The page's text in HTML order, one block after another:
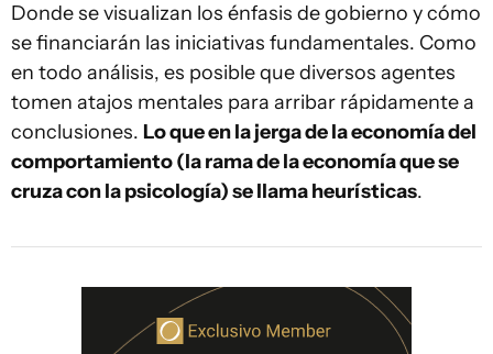
Donde se visualizan los énfasis de gobierno y cómo
se financiarán las iniciativas fundamentales. Como
en todo análisis, es posible que diversos agentes
tomen atajos mentales para arribar rápidamente a
conclusiones. Lo que en la jerga de la economía del
comportamiento (la rama de la economía que se
cruza con la psicología) se llama heurísticas.